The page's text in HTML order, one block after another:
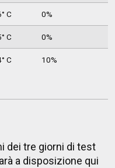
C 0%
C 0%
C 10%
dei tre giorni di test
a disposizione qui